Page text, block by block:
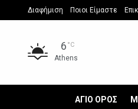
Διαφήμιση Ποιοι Είμαστε
6 °C
Athens
ΑΓΙΟ ΟΡΟΣ